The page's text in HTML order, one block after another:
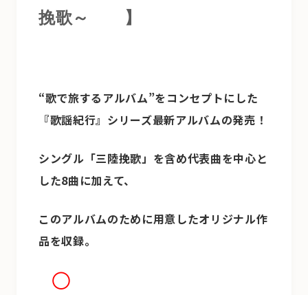
挽歌～
】
“歌で旅するアルバム”をコンセプトにした
『歌謡紀行』シリーズ最新アルバムの発売！
シングル「三陸挽歌」を含め代表曲を中心と
した8曲に加えて、
このアルバムのために用意したオリジナル作
品を収録。
◯